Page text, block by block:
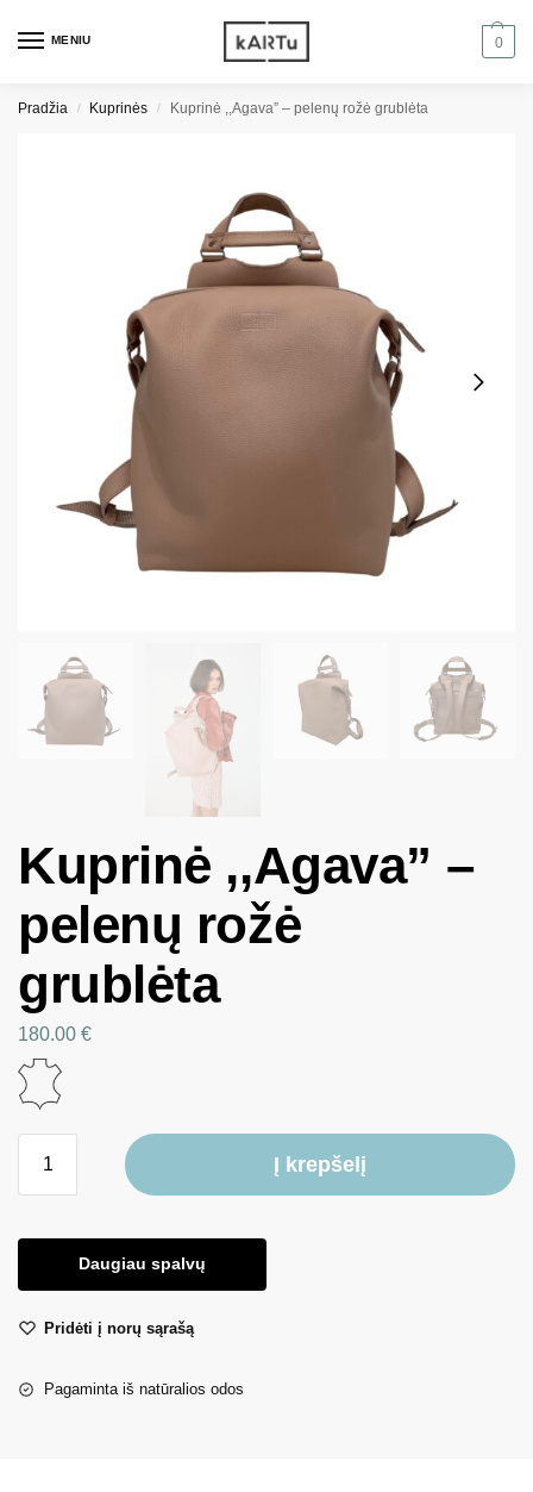
MENIU 0
Pradžia / Kuprinės / Kuprinė ,,Agava” – pelenų rožė grublėta
Kuprinė ,,Agava” –
pelenų rožė
grublėta
180.00 €
Į krepšelį
Daugiau spalvų
Pridėti į norų sąrašą
Pagaminta iš natūralios odos